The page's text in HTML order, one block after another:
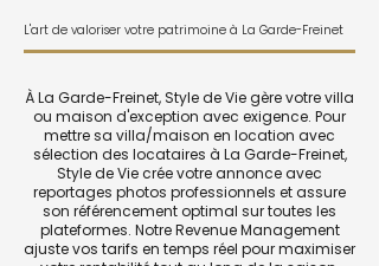
L'art de valoriser votre patrimoine à La Garde-Freinet
À La Garde-Freinet, Style de Vie gère votre villa
ou maison d'exception avec exigence. Pour
mettre sa villa/maison en location avec
sélection des locataires à La Garde-Freinet,
Style de Vie crée votre annonce avec
reportages photos professionnels et assure
son référencement optimal sur toutes les
plateformes. Notre Revenue Management
ajuste vos tarifs en temps réel pour maximiser